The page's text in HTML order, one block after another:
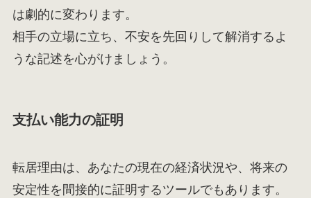
は劇的に変わります。
相手の立場に立ち、不安を先回りして解消するよ
うな記述を心がけましょう。
支払い能力の証明
転居理由は、あなたの現在の経済状況や、将来の
安定性を間接的に証明するツールでもあります。